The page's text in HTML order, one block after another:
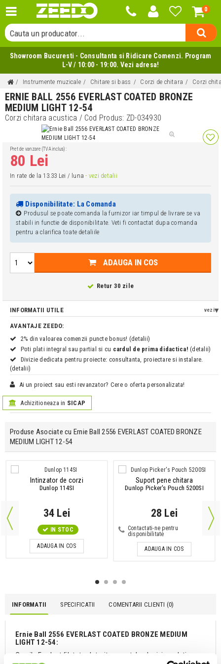
0
Cauta o categorie...
Cauta un producator...
Cauta un produs...
Showroom Bucuresti - Consultanta si Ridicare Comenzi. Program
L-V / 10:00 - 19:00. Vezi adresa!
Instrumente muzicale Chitare si bass Corzi de chitara Corzi
ERNIE BALL 2556 EVERLAST COATED BRONZE
MEDIUM LIGHT 12-54
Corzi chitara acustica / Cod Produs: ZD-034930
Pret de vanzare (TVA inclus):
80 Lei
In rate de la 13.33 Lei / luna- vezi detalii
Disponibilitate: La Comanda
Produsul se poate comanda la furnizor iar timpul de livrare se va
stabili in functie de disponibilitate. Veti fi contactat dupa comanda
pentru a clarifica toate detaliile
ADAUGA IN COS
Retur 30 zile
INFORMATII UTILE vezi
AVANTAJE ZEEDO:
2% din valoarea comenzii puncte bonus! (detalii)
Poti plati integral sau partial si cu cardul de prima didactica! (detalii)
Divizie dedicata pentru proiecte: consultanta, proiectare si instalare.
(detalii)
Ai un proiect sau esti revanzator? Cere o oferta personalizata!
Achizitioneaza in SICAP
Produse Asociate cu Ernie Ball 2556 EVERLAST COATED BRONZE
MEDIUM LIGHT 12-54
Intinzator de corzi
Dunlop 114SI
34 Lei
IN STOC
ADAUGA IN COS
Suport pene chitara
Dunlop Picker's Pouch 5200SI
28 Lei
Contactati-ne pentru
disponibilitate
ADAUGA IN COS
INFORMATII SPECIFICATII COMENTARII CLIENTI (0)
Ernie Ball 2556 EVERLAST COATED BRONZE MEDIUM
LIGHT 12-54:
Corzile Everlast filetate, datorita nano tehnologiei revolutionare